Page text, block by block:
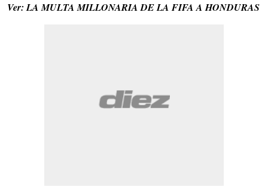
Ver: LA MULTA MILLONARIA DE LA FIFA A HONDURAS